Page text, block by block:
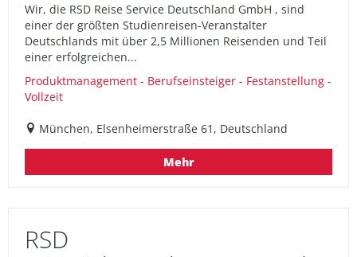
Wir, die RSD Reise Service Deutschland GmbH , sind
einer der größten Studienreisen-Veranstalter
Deutschlands mit über 2,5 Millionen Reisenden und Teil
einer erfolgreichen...
Produktmanagement - Berufseinsteiger - Festanstellung -
Vollzeit
München, Elsenheimerstraße 61, Deutschland
Mehr
RSD